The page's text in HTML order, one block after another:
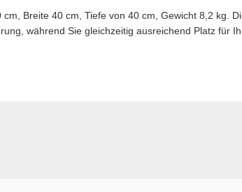
Breite 40 cm, Tiefe von 40 cm, Gewicht 8,2 kg.
während Sie gleichzeitig ausreichend Platz für